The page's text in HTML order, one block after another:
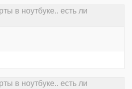
в ноутбуке.. есть ли
в ноутбуке.. есть ли